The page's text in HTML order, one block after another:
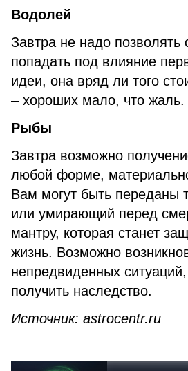
Водолей
Завтра не надо позволять
попадать под влияние
идеи, она вряд ли того
– хороших мало, что жаль.
Рыбы
Завтра возможно
любой форме,
Вам могут быть переданы
или умирающий перед
мантру, которая станет
жизнь. Возможно
непредвиденных
получить наследство.
Источник: astrocentr.ru